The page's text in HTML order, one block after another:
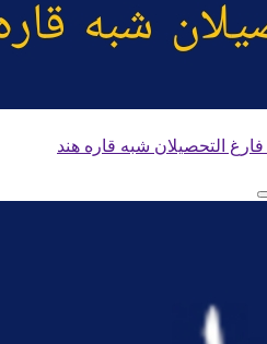
التحصیلان شبه قاره هند